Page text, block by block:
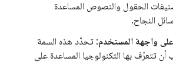
الحقول والنصوص المساعدة
النجاح.
على واجهة المستخدم: تحدّد هذه السمة
أن تتعرّف بها التكنولوجيا المساعدة على